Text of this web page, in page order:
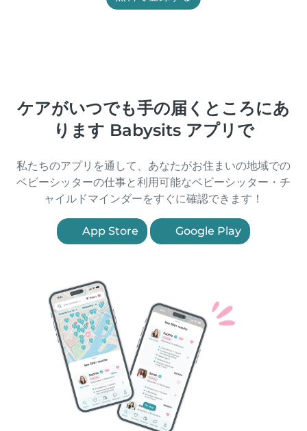
ケアがいつでも手の届くところにあ
ります Babysits アプリで
私たちのアプリを通して、あなたがお住まいの地域での
ベビーシッターの仕事と利用可能なベビーシッター・チ
ャイルドマインダーをすぐに確認できます！
App Store Google Play